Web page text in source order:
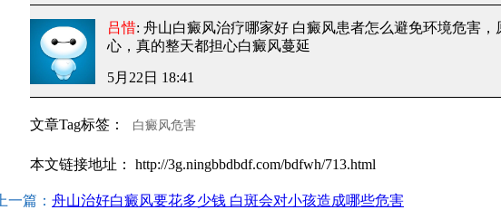
吕惜: 舟山白癜风治疗哪家好 白癜风患者怎么避免环境危害
心，真的整天都担心白癜风蔓延
5月22日 18:41
文章Tag标签： 白癜风危害
本文链接地址： http://3g.ningbbdbdf.com/bdfwh/713.html
上一篇： 舟山治好白癜风要花多少钱 白斑会对小孩造成哪些危害